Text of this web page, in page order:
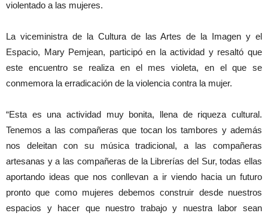
violentado a las mujeres.
La viceministra de la Cultura de las Artes de la Imagen y el
Espacio, Mary Pemjean, participó en la actividad y resaltó que
este encuentro se realiza en el mes violeta, en el que se
conmemora la erradicación de la violencia contra la mujer.
“Esta es una actividad muy bonita, llena de riqueza cultural.
Tenemos a las compañeras que tocan los tambores y además
nos deleitan con su música tradicional, a las compañeras
artesanas y a las compañeras de la Librerías del Sur, todas ellas
aportando ideas que nos conllevan a ir viendo hacia un futuro
pronto que como mujeres debemos construir desde nuestros
espacios y hacer que nuestro trabajo y nuestra labor sean